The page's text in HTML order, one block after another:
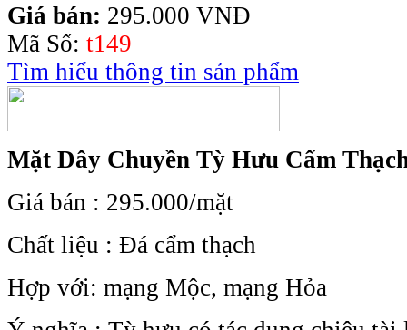
Giá bán: 295.000 VNĐ
Mã Số: t149
Tìm hiểu thông tin sản phẩm
Mặt Dây Chuyền Tỳ Hưu Cẩm
Giá bán : 295.000/mặt
Chất liệu : Đá cẩm thạch
Hợp với: mạng Mộc, mạng Hỏa